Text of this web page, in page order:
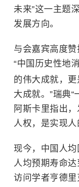
未来”这一主题
发展方向。
与会嘉宾高度赞
“中国历史性地
的伟大成就，
大成就。”瑞典“
阿斯卡里指出
人权，是实现人
现今，中国人均
人均预期寿命
访问学者亨德